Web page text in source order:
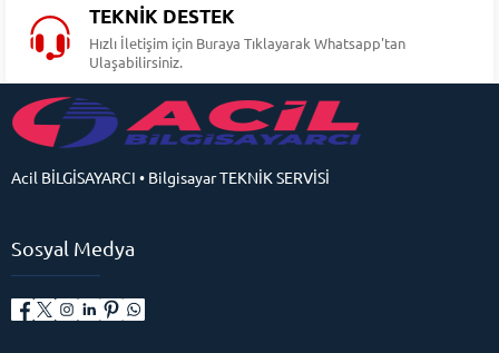
TEKNİK DESTEK
Hızlı İletişim için Buraya Tıklayarak Whatsapp'tan
Ulaşabilirsiniz.
Acil BİLGİSAYARCI • Bilgisayar TEKNİK SERVİSİ
Sosyal Medya